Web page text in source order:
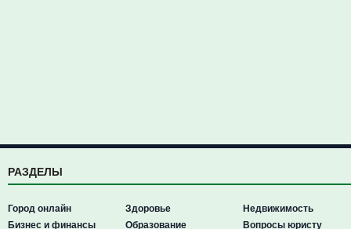
РАЗДЕЛЫ
Город онлайн
Бизнес и финансы
Здоровье
Образование
Недвижимость
Вопросы юристу